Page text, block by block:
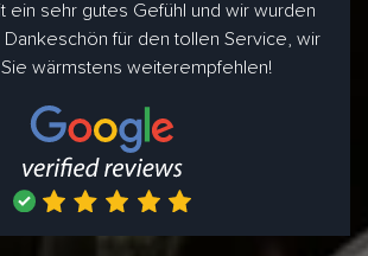
ein sehr gutes Gefühl und wir wurden
für den tollen Service, wir
wärmstens weiterempfehlen!